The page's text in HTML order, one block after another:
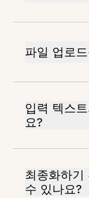
파일 업로
입력 텍스
요?
최종화하기
수 있나요?